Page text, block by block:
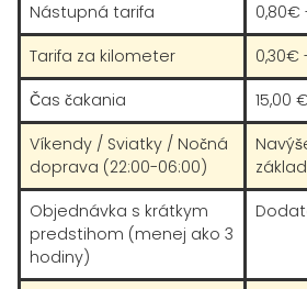
Nástupná tarifa
0,80€
Tarifa za kilometer
0,30€
Čas čakania
15,00
Víkendy / Sviatky / Nočná
doprava (22:00-06:00)
Objednávka s krátkym
predstihom (menej ako 3
hodiny)